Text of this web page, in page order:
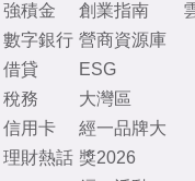
強積金
數字銀行
借貸
稅務
信用卡
理財熱話
創業指南
營商資源庫
ESG
大灣區
經一品牌大
獎2026